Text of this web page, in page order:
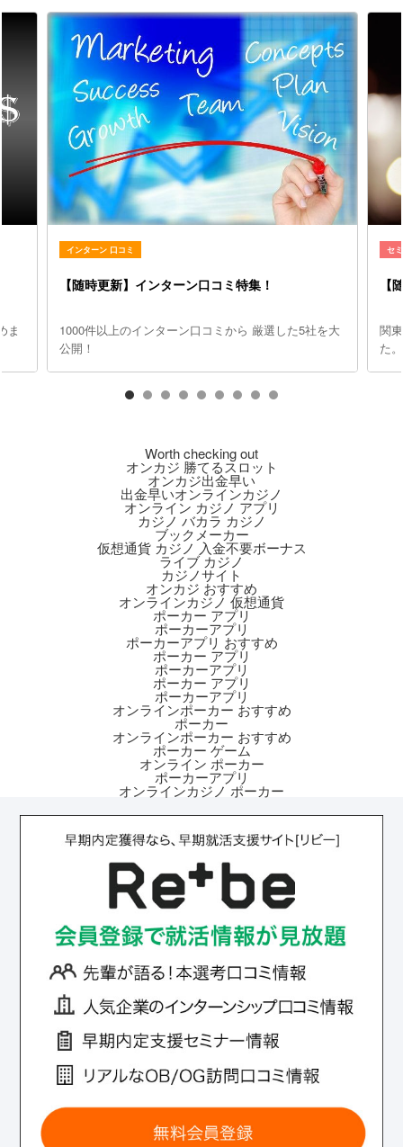
ま
インターン 口コミ
【随時更新】インターン口コミ特集！
1000件以上のインターン口コミから 厳選した5社を大
公開！
セ
【
関
た。
Worth checking out
オンカジ 勝てるスロット
オンカジ出金早い
出金早いオンラインカジノ
オンライン カジノ アプリ
カジノ バカラ カジノ
ブックメーカー
仮想通貨 カジノ 入金不要ボーナス
ライブ カジノ
カジノサイト
オンカジ おすすめ
オンラインカジノ 仮想通貨
ポーカー アプリ
ポーカーアプリ
ポーカーアプリ おすすめ
ポーカー アプリ
ポーカーアプリ
ポーカー アプリ
ポーカーアプリ
オンラインポーカー おすすめ
ポーカー
オンラインポーカー おすすめ
ポーカー ゲーム
オンライン ポーカー
ポーカーアプリ
オンラインカジノ ポーカー